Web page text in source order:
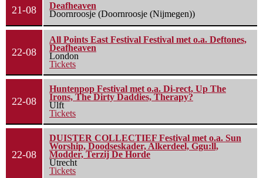
21-08
Deafheaven
Doornroosje (Doornroosje (Nijmegen))
22-08
All Points East Festival Festival met o.a. Deftones,
Deafheaven
London
Tickets
22-08
Huntenpop Festival met o.a. Di-rect, Up The
Irons, The Dirty Daddies, Therapy?
Ulft
Tickets
22-08
DUISTER COLLECTIEF Festival met o.a. Sun
Worship, Doodseskader, Alkerdeel, Ggu:ll,
Modder, Terzij De Horde
Utrecht
Tickets